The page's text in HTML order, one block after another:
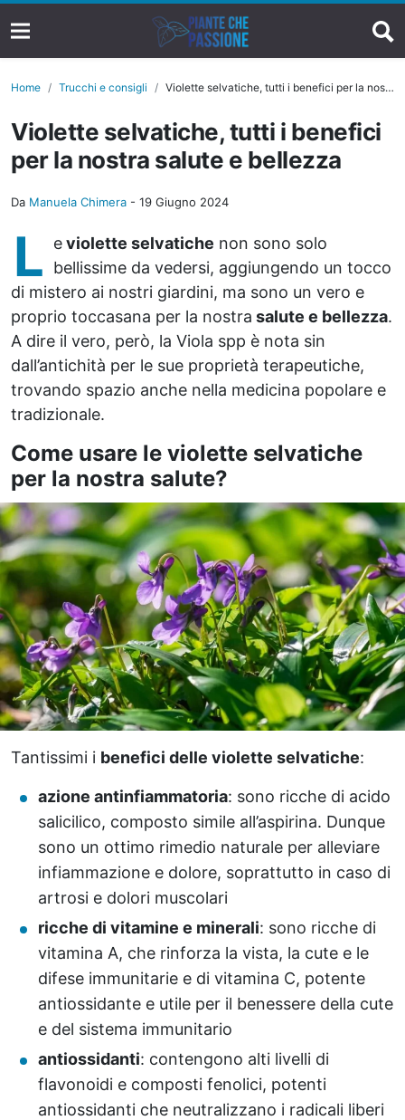
Home Trucchi e consigli Violette selvatiche, tutti i benefici per la nostra salute e bellezza
Violette selvatiche, tutti i benefici
per la nostra salute e bellezza
Da Manuela Chimera - 19 Giugno 2024
L eviolette selvatiche non sono solo
bellissime da vedersi, aggiungendo un tocco
di mistero ai nostri giardini, ma sono un vero e
proprio toccasana per la nostra salute e bellezza.
A dire il vero, però, la Viola spp è nota sin
dall’antichità per le sue proprietà terapeutiche,
trovando spazio anche nella medicina popolare e
tradizionale.
Come usare le violette selvatiche
per la nostra salute?
Tantissimi i benefici delle violette selvatiche:
azione antinfiammatoria: sono ricche di acido
salicilico, composto simile all’aspirina. Dunque
sono un ottimo rimedio naturale per alleviare
infiammazione e dolore, soprattutto in caso di
artrosi e dolori muscolari
ricche di vitamine e minerali: sono ricche di
vitamina A, che rinforza la vista, la cute e le
difese immunitarie e di vitamina C, potente
antiossidante e utile per il benessere della cute
e del sistema immunitario
antiossidanti: contengono alti livelli di
flavonoidi e composti fenolici, potenti
antiossidanti che neutralizzano i radicali liberi